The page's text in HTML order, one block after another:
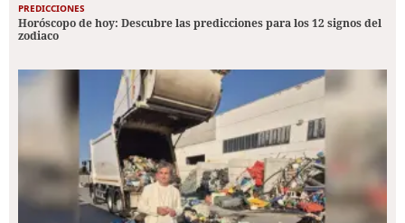
PREDICCIONES
Horóscopo de hoy: Descubre las predicciones para los 12 signos del
zodiaco